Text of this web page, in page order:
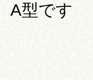
型です